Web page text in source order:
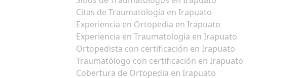
Citas de Traumatología en Irapuato
Experiencia en Ortopedia en Irapuato
Experiencia en Traumatología en Irapuato
Ortopedista con certificación en Irapuato
Traumatólogo con certificación en Irapuato
Cobertura de Ortopedia en Irapuato